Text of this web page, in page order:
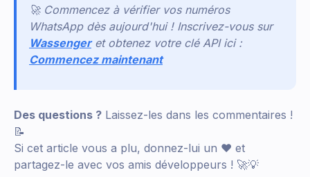
🚀 Commencez à vérifier vos numéros
WhatsApp dès aujourd'hui ! Inscrivez-vous sur
Wassenger et obtenez votre clé API ici :
Commencez maintenant
Des questions ? Laissez-les dans les commentaires !
📝
Si cet article vous a plu, donnez-lui un ❤️ et
partagez-le avec vos amis développeurs ! 🚀💡